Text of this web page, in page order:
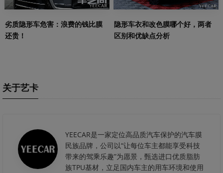
劣质隐形车危害：浪费的钱比膜
还贵！
隐形车衣和改色膜哪个好，两者
区别和优缺点分析
关于艺卡
YEECAR是一家定位高品质汽车保护的汽车膜
民族品牌，公司以“让每位车主都能享受科技
带来的驾乘乐趣”为愿景，甄选进口优质脂肪
族TPU基材，立足国内车主的用车环境和使用